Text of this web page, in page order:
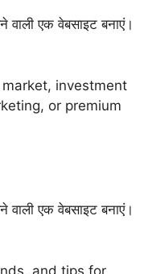
वाली एक वेबसाइट बनाएं।
investment
or premium
वाली एक वेबसाइट बनाएं।
and tips for